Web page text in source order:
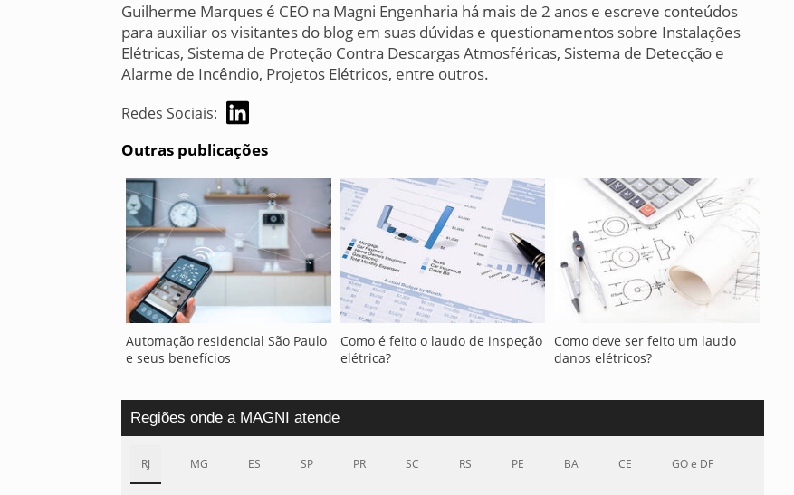
Guilherme Marques é CEO na Magni Engenharia há mais de 2 anos e escreve conteúdos
para auxiliar os visitantes do blog em suas dúvidas e questionamentos sobre Instalações
Elétricas, Sistema de Proteção Contra Descargas Atmosféricas, Sistema de Detecção e
Alarme de Incêndio, Projetos Elétricos, entre outros.
Redes Sociais:
Outras publicações
Automação residencial São Paulo
e seus benefícios
Como é feito o laudo de inspeção
elétrica?
Como deve ser feito um laudo
danos elétricos?
Regiões onde a MAGNI atende
RJ MG ES SP PR SC RS PE BA CE GO e DF